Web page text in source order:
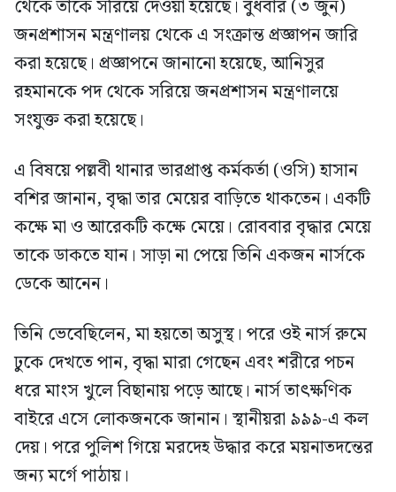
থেকে তাকে সরিয়ে দেওয়া হয়েছে। বুধবার (৩ জুন)
জনপ্রশাসন মন্ত্রণালয় থেকে এ সংক্রান্ত প্রজ্ঞাপন জারি
করা হয়েছে। প্রজ্ঞাপনে জানানো হয়েছে, আনিসুর
রহমানকে পদ থেকে সরিয়ে জনপ্রশাসন মন্ত্রণালয়ে
সংযুক্ত করা হয়েছে।
এ বিষয়ে পল্লবী থানার ভারপ্রাপ্ত কর্মকর্তা (ওসি) হাসান
বশির জানান, বৃদ্ধা তার মেয়ের বাড়িতে থাকতেন। একটি
কক্ষে মা ও আরেকটি কক্ষে মেয়ে। রোববার বৃদ্ধার মেয়ে
তাকে ডাকতে যান। সাড়া না পেয়ে তিনি একজন নার্সকে
ডেকে আনেন।
তিনি ভেবেছিলেন, মা হয়তো অসুস্থ। পরে ওই নার্স রুমে
ঢুকে দেখতে পান, বৃদ্ধা মারা গেছেন এবং শরীরে পচন
ধরে মাংস খুলে বিছানায় পড়ে আছে। নার্স তাৎক্ষণিক
বাইরে এসে লোকজনকে জানান। স্থানীয়রা ৯৯৯-এ কল
দেয়। পরে পুলিশ গিয়ে মরদেহ উদ্ধার করে ময়নাতদন্তের
জন্য মর্গে পাঠায়।